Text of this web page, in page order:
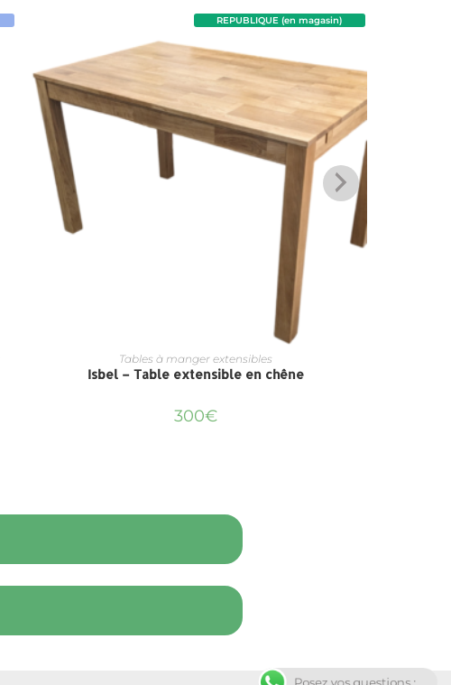
REPUBLIQUE (en magasin)
Tables à manger extensibles
Isbel – Table extensible en chêne
300€